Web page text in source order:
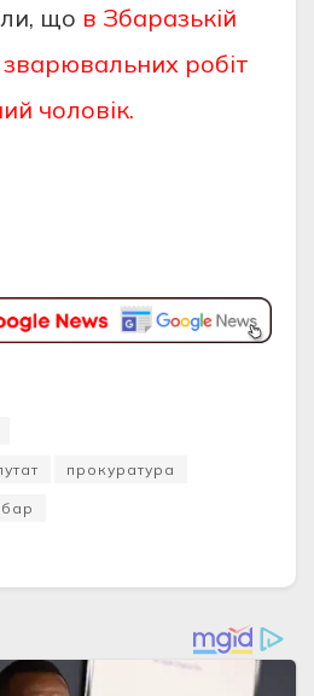
що в Збаразькій
зварювальних робіт
чоловік.
прокуратура